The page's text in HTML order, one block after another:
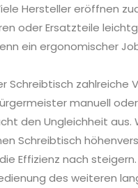
Hersteller eröffnen
oder Ersatzteile
ein ergonomischer
zahlreiche
manuell
den Ungleichheit aus.
Schreibtisch
Effizienz nach
des weiteren